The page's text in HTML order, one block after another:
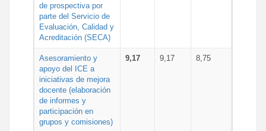
de prospectiva por
parte del Servicio de
Evaluación, Calidad y
Acreditación (SECA)
Asesoramiento y
apoyo del ICE a
iniciativas de mejora
docente (elaboración
de informes y
participación en
grupos y comisiones)
9,17 9,17 8,75